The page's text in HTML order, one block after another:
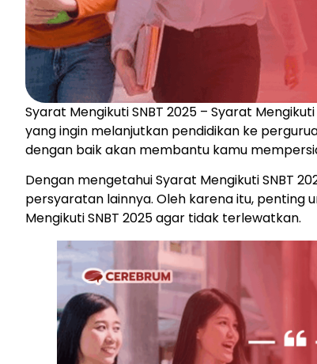
Syarat Mengikuti SNBT 2025 – Syarat
yang ingin melanjutkan pendidikan ke
dengan baik akan membantu kamu
Dengan mengetahui Syarat Mengikuti SNBT
persyaratan lainnya. Oleh karena itu, penting
Mengikuti SNBT 2025 agar tidak terlewatkan.​